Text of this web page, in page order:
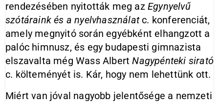
rendezésében nyitották meg az Egynyelvű
szótáraink és a nyelvhasználatc. konferenciát,
amely megnyitó során egyébként elhangzott a
palóc himnusz, és egy budapesti gimnazista
elszavalta még Wass AlbertNagypénteki sirató
c. költeményét is. Kár, hogy nem lehettünk ott.
Miért van jóval nagyobb jelentősége a nemzeti